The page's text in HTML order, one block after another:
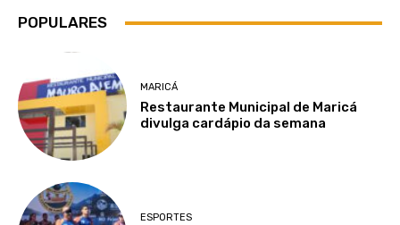
POPULARES
MARICÁ
Restaurante Municipal de Maricá
divulga cardápio da semana
ESPORTES